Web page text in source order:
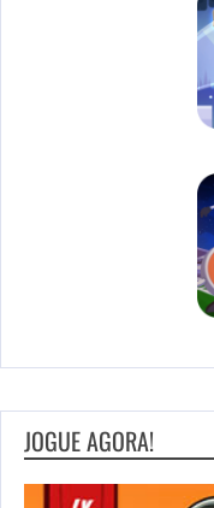
JOGUE AGORA!